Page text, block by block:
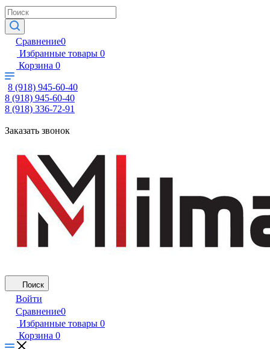
Сравнение0
Избранные товары 0
Корзина 0
8 (918) 945-60-40
8 (918) 945-60-40
8 (918) 336-72-91
Заказать звонок
Поиск
Войти
Сравнение0
Избранные товары 0
Корзина 0